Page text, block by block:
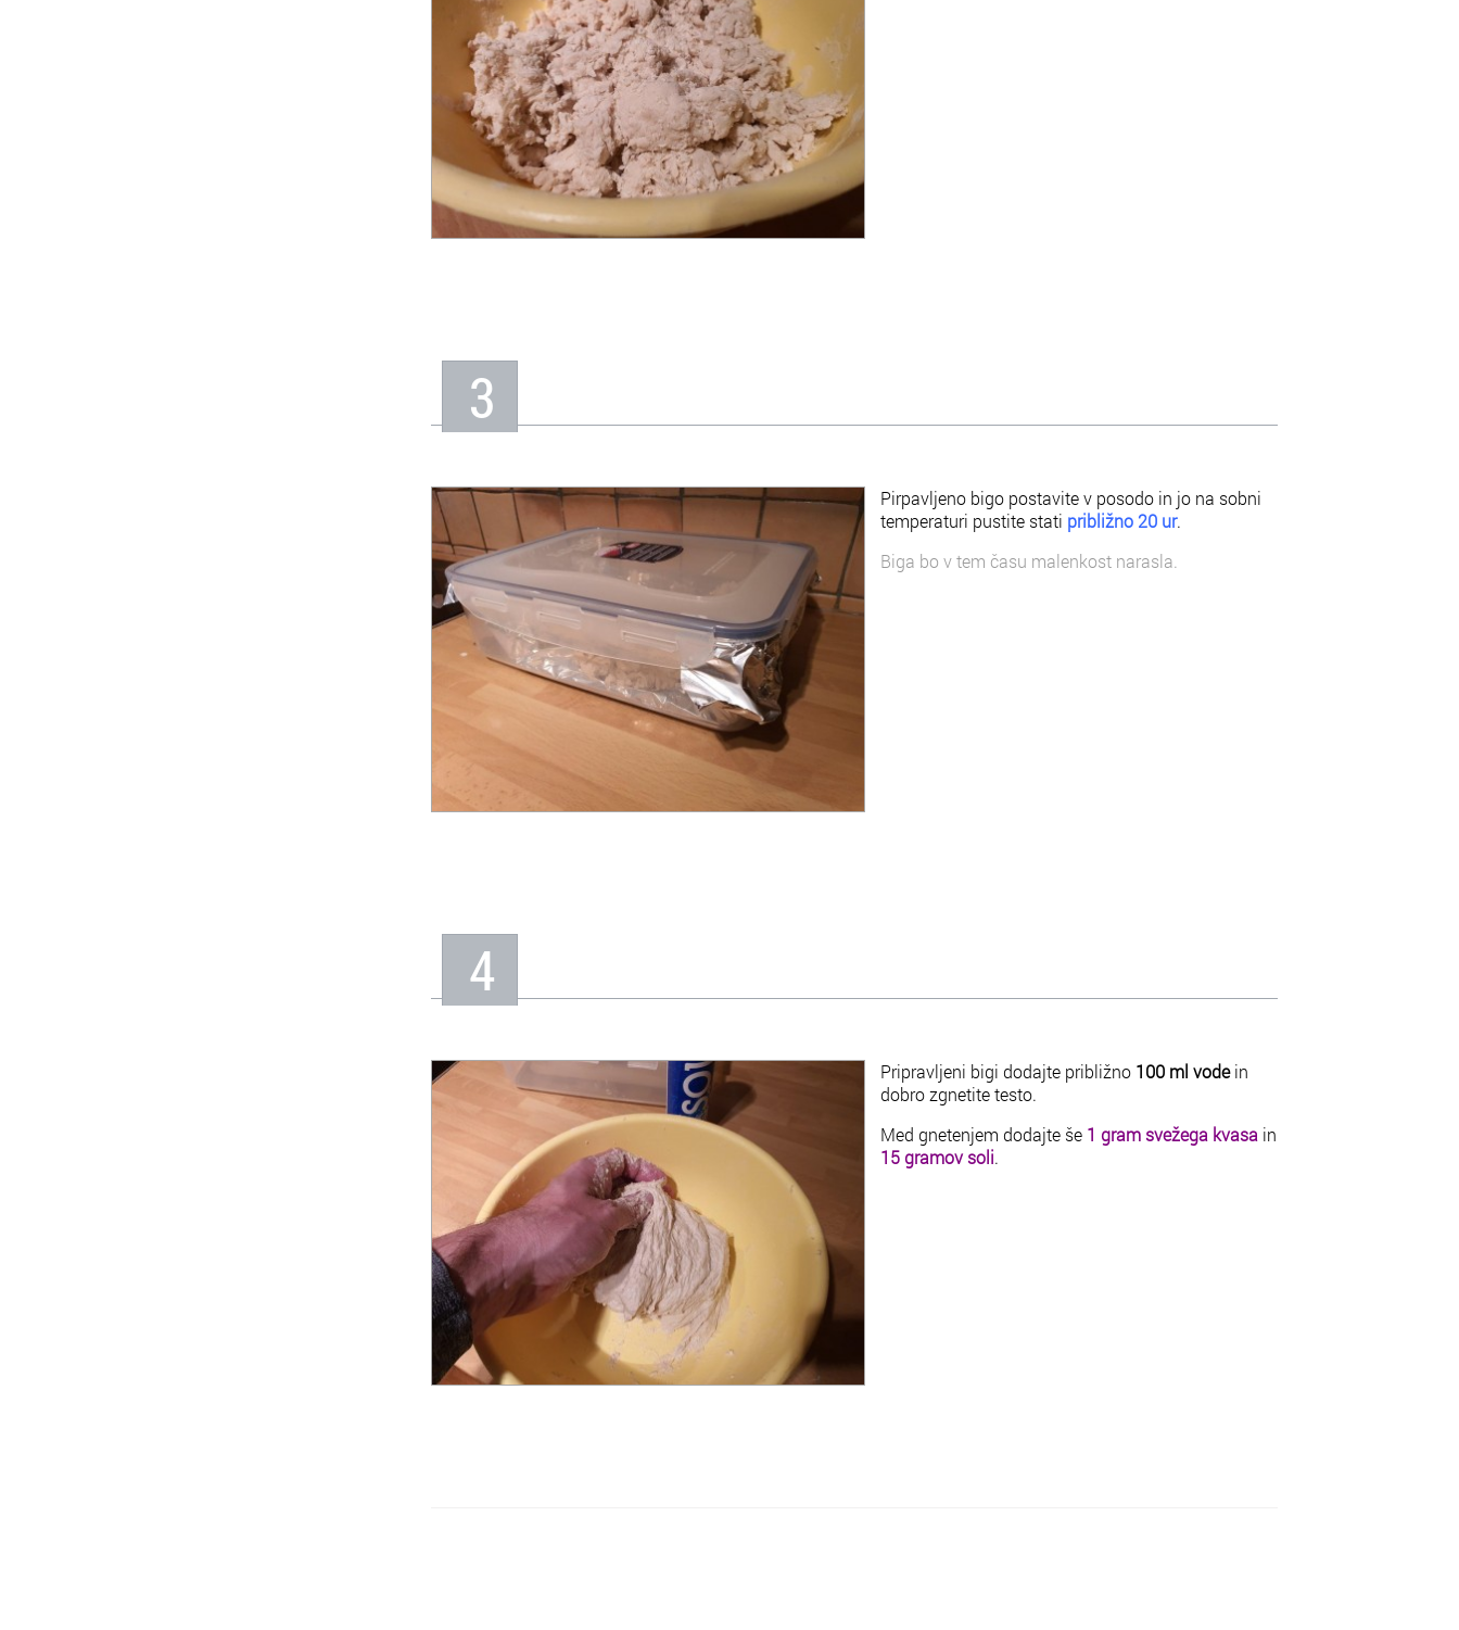
3
Pirpavljeno bigo postavite v posodo in jo na sobni
temperaturi pustite stati približno 20 ur.
Biga bo v tem času malenkost narasla.
4
Pripravljeni bigi dodajte približno 100 ml vodein
dobro zgnetite testo.
Med gnetenjem dodajte še 1 gram svežega kvasa in
15 gramov soli.